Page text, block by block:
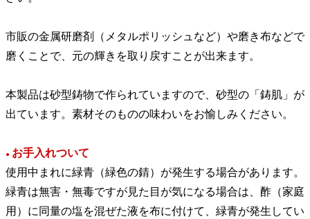
市販の金属研磨剤（メタルポリッシュなど）や磨き布などで
磨くことで、元の輝きを取り戻すことが出来ます。
本製品は砂型鋳物で作られていますので、砂型の「鋳肌」が
出ています。素材そのものの味わいをお愉しみください。
● お手入れついて
使用中まれに緑青（緑色の錆）が発生する場合があります。
緑青は無害・無毒ですが見た目が気になる場合は、酢（家庭
用）に同量の塩を混ぜた液を布に付けて、緑青が発生してい